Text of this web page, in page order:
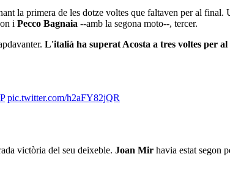
la primera de les dotze voltes que faltaven per al final.
i Pecco Bagnaia --amb la segona moto--, tercer.
L'italià ha superat Acosta a tres voltes per
pic.twitter.com/h2aFY82jQR
victòria del seu deixeble. Joan Mir havia estat segon